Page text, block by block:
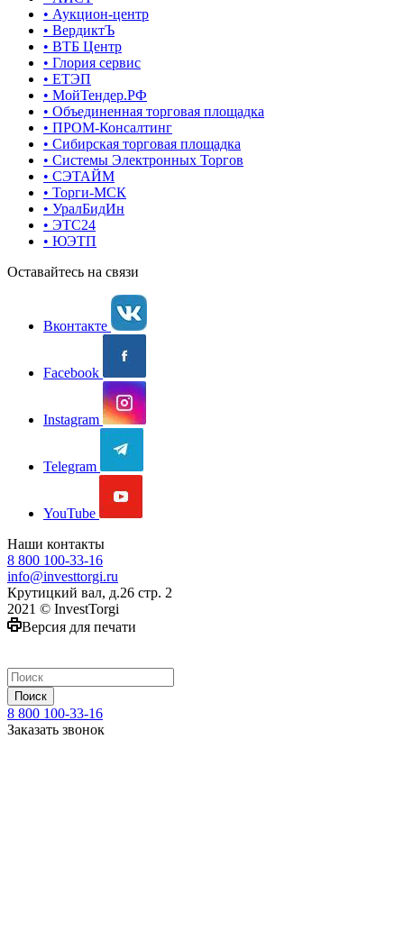
• Аукцион-центр
• ВердиктЪ
• ВТБ Центр
• Глория сервис
• ЕТЭП
• МойТендер.РФ
• Объединенная торговая площадка
• ПРОМ-Консалтинг
• Сибирская торговая площадка
• Системы Электронных Торгов
• СЭТАЙМ
• Торги-МСК
• УралБидИн
• ЭТС24
• ЮЭТП
Оставайтесь на связи
Вконтакте
Facebook
Instagram
Telegram
YouTube
Наши контакты
8 800 100-33-16
info@investtorgi.ru
Крутицкий вал, д.26 стр. 2
2021 © InvestTorgi
Версия для печати
Поиск
8 800 100-33-16
Заказать звонок